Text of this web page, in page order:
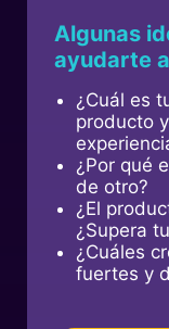
Algunas
ayudarte
¿Cuál es
producto
¿Por qué
de otro?
¿El
¿Supera
¿Cuáles
fuertes y